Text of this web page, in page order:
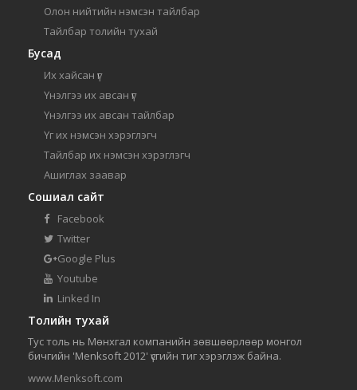
Олон нийтийн нэмсэн тайлбар
Тайлбар толийн тухай
Бусад
Их хайсан үг
Үнэлгээ их авсан үг
Үнэлгээ их авсан тайлбар
Үг их нэмсэн хэрэглэгч
Тайлбар их нэмсэн хэрэглэгч
Ашиглах заавар
Сошиал сайт
Facebook
Twitter
Google Plus
Youtube
Linked In
Толийн тухай
Тус толь нь Мөнхгал компанийн зөвшөөрлөөр монгол
бичгийн 'Menksoft 2012' үсгийн тиг хэрэглэж байна.
www.Menksoft.com